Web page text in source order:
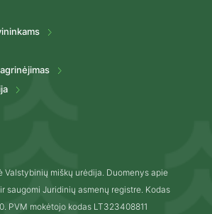
Valstybinių miškų urėdija. Duomenys apie
saugomi Juridinių asmenų registre. Kodas
PVM mokėtojo kodas LT323408811